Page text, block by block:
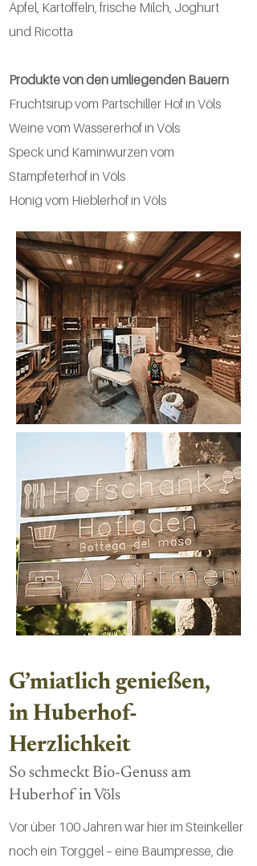
Äpfel, Kartoffeln, frische Milch, Joghurt
und Ricotta
Produkte von den umliegenden Bauern
Fruchtsirup vom Partschiller Hof in Völs
Weine vom Wassererhof in Völs
Speck und Kaminwurzen vom
Stampfeterhof in Völs
Honig vom Hieblerhof in Völs
G’miatlich genießen,
in Huberhof-
Herzlichkeit
So schmeckt Bio-Genuss am
Huberhof in Völs
Vor über 100 Jahren war hier im Steinkeller
noch ein Torggel – eine Baumpresse, die